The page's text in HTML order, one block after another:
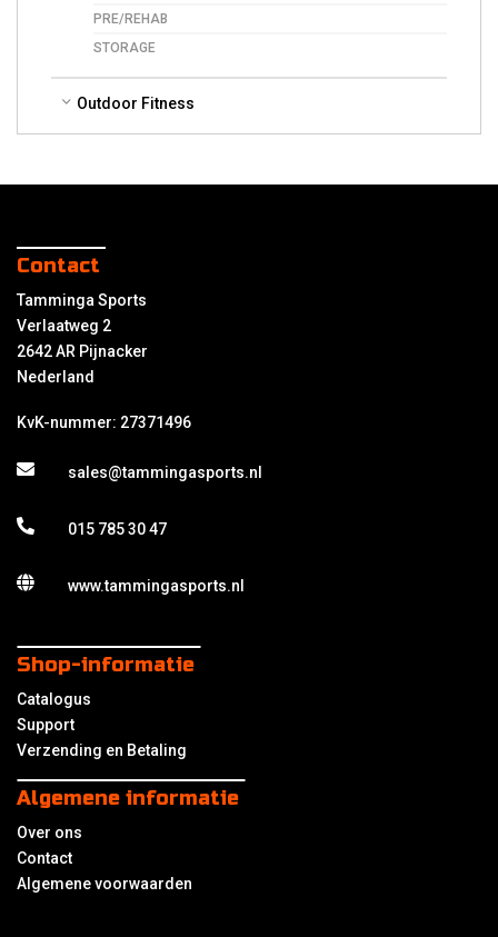
PRE/REHAB
STORAGE
Outdoor Fitness
Contact
Tamminga Sports
Verlaatweg 2
2642 AR Pijnacker
Nederland
KvK-nummer: 27371496
sales@tammingasports.nl
015 785 30 47
www.tammingasports.nl
Shop-informatie
Catalogus
Support
Verzending en Betaling
Algemene informatie
Over ons
Contact
Algemene voorwaarden